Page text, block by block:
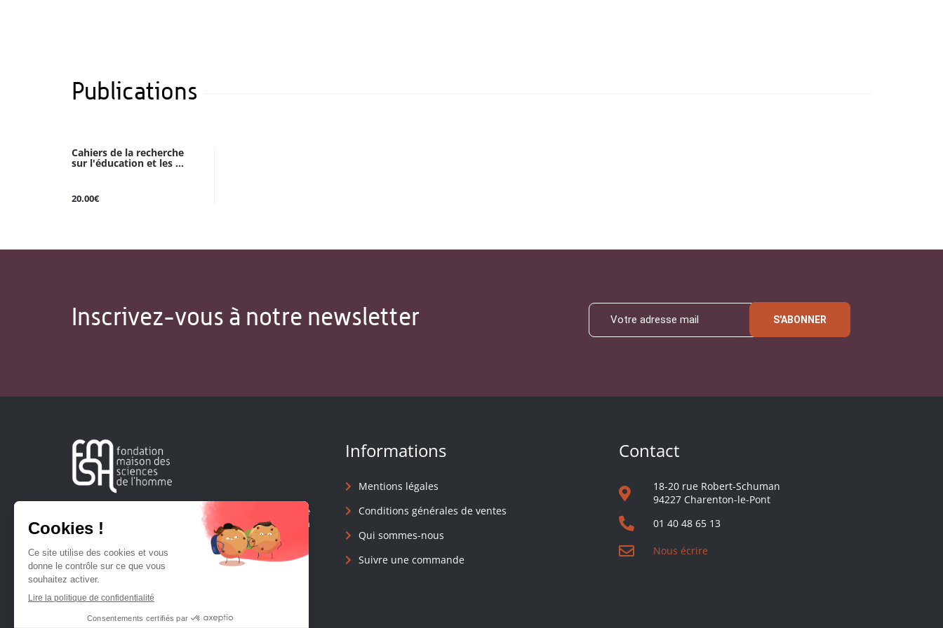
Publications
Cahiers de la recherche
sur l'éducation et les ...
20.00€
Inscrivez-vous à notre newsletter S'ABONNER
Créée en 1963, la Fondation Maison Sciences de l'Homme
soutient la recherche et la diffusion des connaissances en
sciences humaines et sociales.
Informations
Mentions légales
Conditions générales de ventes
Qui sommes-nous
Suivre une commande
Contact
18-20 rue Robert-Schuman
94227 Charenton-le-Pont
01 40 48 65 13
Nous écrire